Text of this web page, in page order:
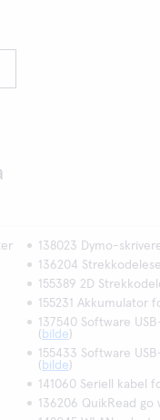
138023 Dymo-
136204
155389 2D
155231 Akkumulator
137540 Software
( bilde)
155433 Software
( bilde)
141060 Seriell kabel
136206 QuikRead go